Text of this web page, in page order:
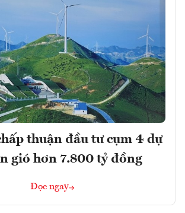
thuận đầu tư cụm 4 dự
gió hơn 7.800 tỷ đồng
Đọc ngay